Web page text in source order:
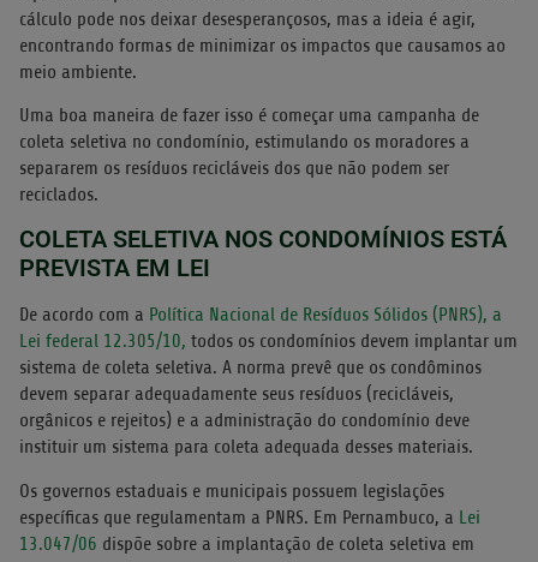
cálculo pode nos deixar desesperançosos, mas a ideia é agir,
encontrando formas de minimizar os impactos que causamos ao
meio ambiente.
Uma boa maneira de fazer isso é começar uma campanha de
coleta seletiva no condomínio, estimulando os moradores a
separarem os resíduos recicláveis dos que não podem ser
reciclados.
COLETA SELETIVA NOS CONDOMÍNIOS ESTÁ
PREVISTA EM LEI
De acordo com a Política Nacional de Resíduos Sólidos (PNRS), a
Lei federal 12.305/10, todos os condomínios devem implantar um
sistema de coleta seletiva. A norma prevê que os condôminos
devem separar adequadamente seus resíduos (recicláveis,
orgânicos e rejeitos) e a administração do condomínio deve
instituir um sistema para coleta adequada desses materiais.
Os governos estaduais e municipais possuem legislações
específicas que regulamentam a PNRS. Em Pernambuco, a Lei
13.047/06 dispõe sobre a implantação de coleta seletiva em